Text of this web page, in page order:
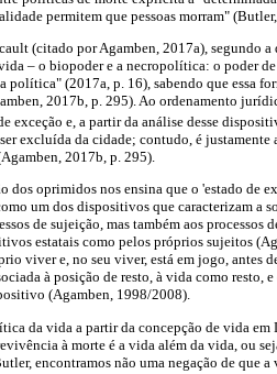
permitem que pessoas morram"
(citado por Agamben, 2017a), segundo
– o biopoder e a necropolítica: o poder
(2017a, p. 16), sabendo que essa
2017b, p. 295). Ao ordenamento
e, a partir da análise desse
excluída da cidade; contudo, é justamente
2017b, p. 295).
dos oprimidos nos ensina que o 'estado de
um dos dispositivos que caracterizam a
de sujeição, mas também aos processos
estatais como pelos próprios sujeitos
viver e, no seu viver, está em jogo, antes
à posição de resto, à vida como resto,
(Agamben, 1998/2008).
da vida a partir da concepção de vida em
à morte é a vida além da vida, ou
encontramos não uma negação de que